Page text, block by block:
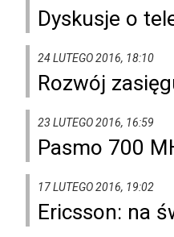
Dyskusje o
24 LUTEGO 2016, 18:10
Rozwój
23 LUTEGO 2016, 16:59
Pasmo 700
17 LUTEGO 2016, 19:02
Ericsson: na